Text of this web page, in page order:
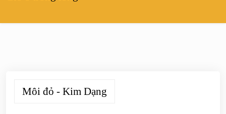
Môi đỏ - Kim Dạng